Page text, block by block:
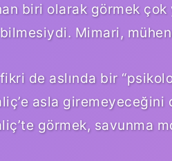
biri olarak görmek çok
Mimari,
de aslında bir
asla
görmek, savunma